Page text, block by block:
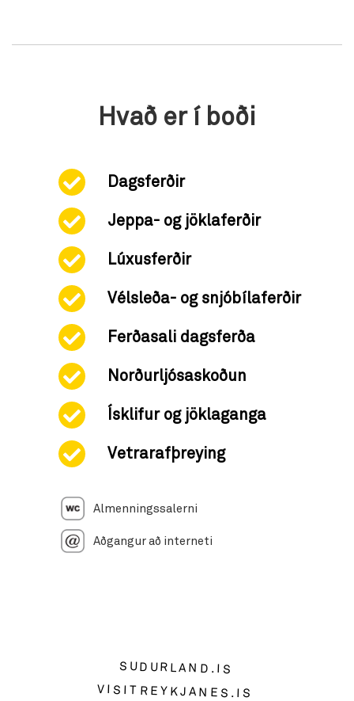
Hvað er í boði
Dagsferðir
Jeppa- og jöklaferðir
Lúxusferðir
Vélsleða- og snjóbílaferðir
Ferðasali dagsferða
Norðurljósaskoðun
Ísklifur og jöklaganga
Vetrarafþreying
Almenningssalerni
Aðgangur að interneti
SUDURLAND.IS
VISITREYKJANES.IS